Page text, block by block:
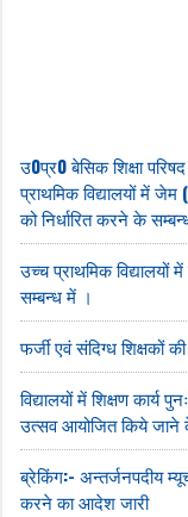
उ0प्र0 बेसिक शिक्षा
प्राथमिक विद्यालयों में
को निर्धारित करने के
उच्च प्राथमिक विद्यालयों
सम्बन्ध में ।
फर्जी एवं संदिग्ध शिक्षकों
विद्यालयों में शिक्षण
उत्सव आयोजित किये जाने
ब्रेकिंग:- अन्तर्जनपदीय
करने का आदेश जारी